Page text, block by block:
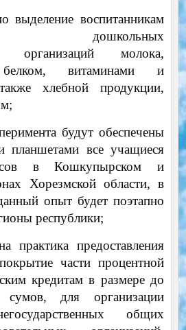
выделение воспитанникам
дошкольных
организаций молока,
белком, витаминами и
хлебной продукции,
будут обеспечены
планшетами все учащиеся
в Кошкупырском и
Хорезмской области, в
опыт будет поэтапно
республики;
практика предоставления
части процентной
кредитам в размере до
для организации
общих